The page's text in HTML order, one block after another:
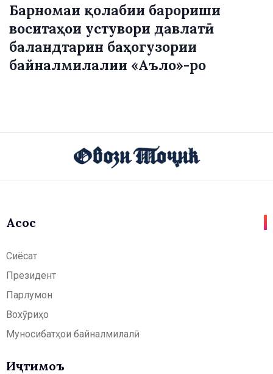
Барномаи қолабии барориши
воситаҳои устувори давлатӣ
баландтарин баҳогузории
байналмилалии «Аъло»-ро
Асосӣ
Сиёсат
Президент
Парлумон
Вохӯриҳо
Муносибатҳои байналмилалӣ
Иҷтимоъ